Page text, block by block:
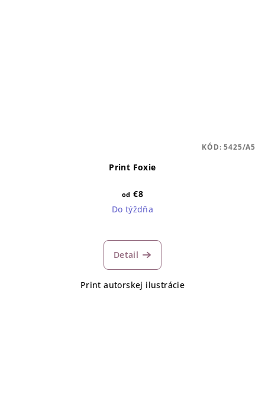
Print Foxie
od €8
Do týždňa
Detail
Print autorskej ilustrácie
KÓD:5425/A5